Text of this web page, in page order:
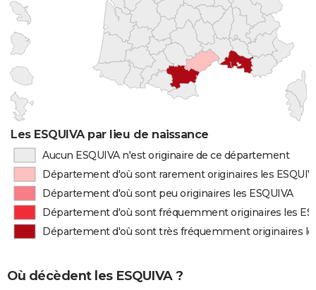
Les ESQUIVA par lieu de naissance
Aucun ESQUIVA n'est originaire de ce département
Département d'où sont rarement originaires les
Département d'où sont peu originaires les ESQUIVA
Département d'où sont fréquemment originaires les
Département d'où sont très fréquemment originaires
Où décèdent les ESQUIVA ?